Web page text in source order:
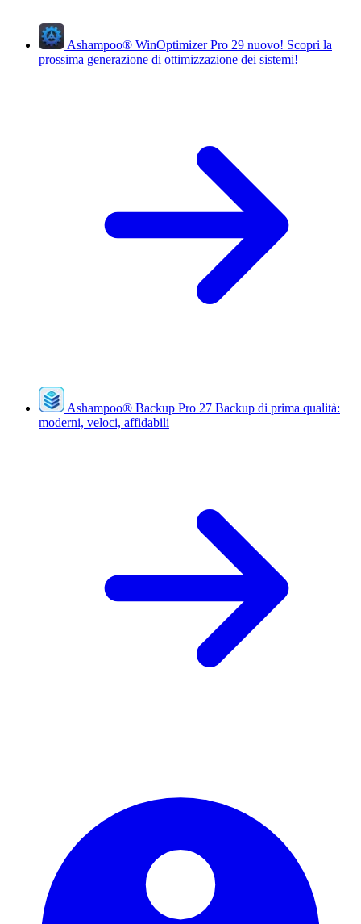
Ashampoo® WinOptimizer Pro 29 nuovo! Scopri la
prossima generazione di ottimizzazione dei sistemi!
Ashampoo® Backup Pro 27 Backup di prima qualità:
moderni, veloci, affidabili